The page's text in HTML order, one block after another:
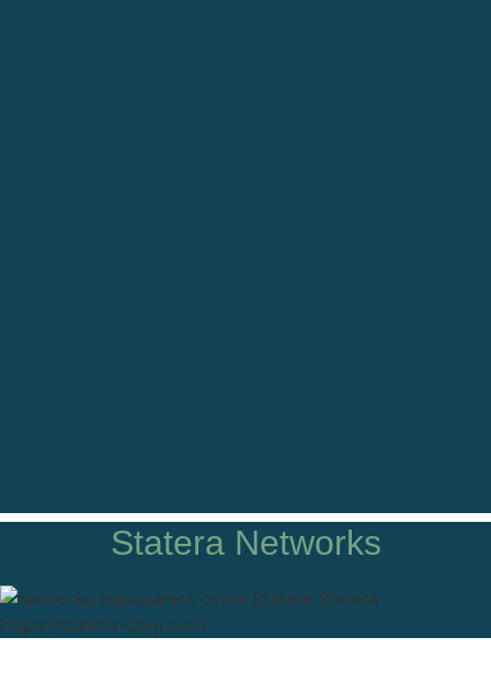
Statera Networks